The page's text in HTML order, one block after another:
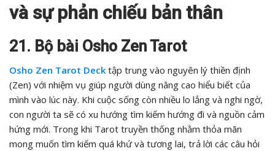
và sự phản chiếu bản thân
21. Bộ bài Osho Zen Tarot
Osho Zen Tarot Deck tập trung vào nguyên lý thiền định
(Zen) với nhiệm vụ giúp người dùng nâng cao hiểu biết của
mình vào lúc này. Khi cuộc sống còn nhiều lo lắng và nghi ngờ,
con người ta sẽ có xu hướng tìm kiếm hướng đi và nguồn cảm
hứng mới. Trong khi Tarot truyền thống nhằm thỏa mãn
mong muốn tìm kiếm quá khứ và tương lai, trả lời các câu hỏi